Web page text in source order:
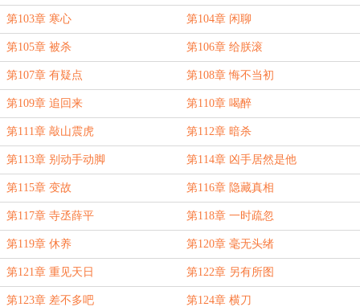
第103章 寒心 第104章 闲聊
第105章 被杀 第106章 给朕滚
第107章 有疑点 第108章 悔不当初
第109章 追回来 第110章 喝醉
第111章 敲山震虎 第112章 暗杀
第113章 别动手动脚 第114章 凶手居然是他
第115章 变故 第116章 隐藏真相
第117章 寺丞薛平 第118章 一时疏忽
第119章 休养 第120章 毫无头绪
第121章 重见天日 第122章 另有所图
第123章 差不多吧 第124章 横刀